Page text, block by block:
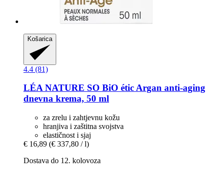
Košarica
4.4 (81)
LÉA NATURE SO BiO éticArgan anti-​aging
dnevna krema, 50 ml
za zrelu i zahtjevnu kožu
hranjiva i zaštitna svojstva
elastičnost i sjaj
€ 16,89 (€ 337,80 / l)
Dostava do 12. kolovoza